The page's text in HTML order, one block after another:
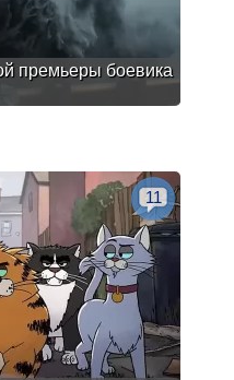
премьеры боевика
11